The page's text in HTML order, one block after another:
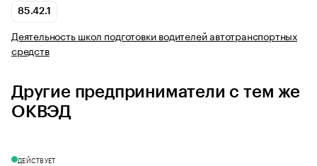
85.42.1
Деятельность школ подготовки водителей автотранспортных
средств
Другие предприниматели с тем же
ОКВЭД
ДЕЙСТВУЕТ